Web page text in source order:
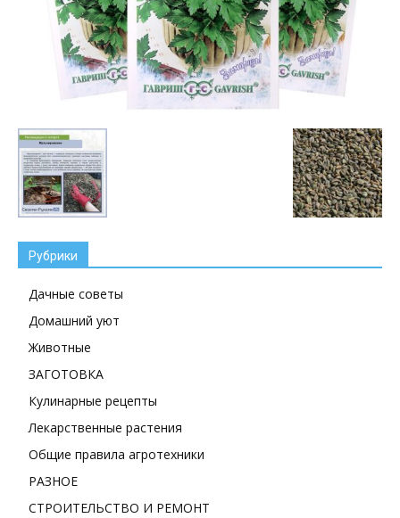
Рубрики
Дачные советы
Домашний уют
Животные
ЗАГОТОВКА
Кулинарные рецепты
Лекарственные растения
Общие правила агротехники
РАЗНОЕ
СТРОИТЕЛЬСТВО И РЕМОНТ